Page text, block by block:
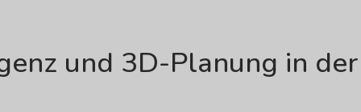
und 3D-Planung in